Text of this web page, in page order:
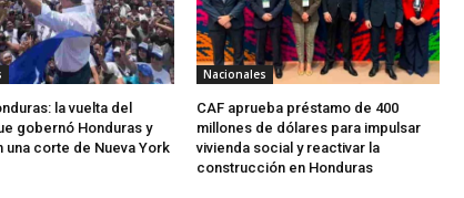
la vuelta del
gobernó Honduras y
una corte de Nueva York
Nacionales
CAF aprueba préstamo de 400
millones de dólares para impulsar
vivienda social y reactivar la
construcción en Honduras